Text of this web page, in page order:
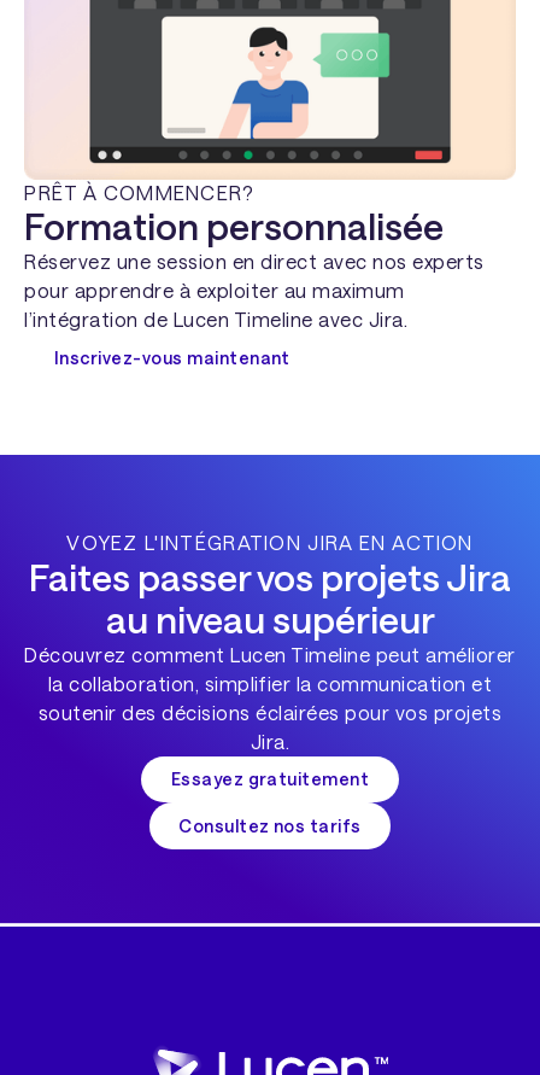
PRÊT À COMMENCER?
Formation personnalisée
Réservez une session en direct avec nos experts
pour apprendre à exploiter au maximum
l’intégration de Lucen Timeline avec Jira.
Inscrivez-vous maintenant
VOYEZ L'INTÉGRATION JIRA EN ACTION
Faites passer vos projets Jira
au niveau supérieur
Découvrez comment Lucen Timeline peut améliorer
la collaboration, simplifier la communication et
soutenir des décisions éclairées pour vos projets
Jira.
Essayez gratuitement
Consultez nos tarifs